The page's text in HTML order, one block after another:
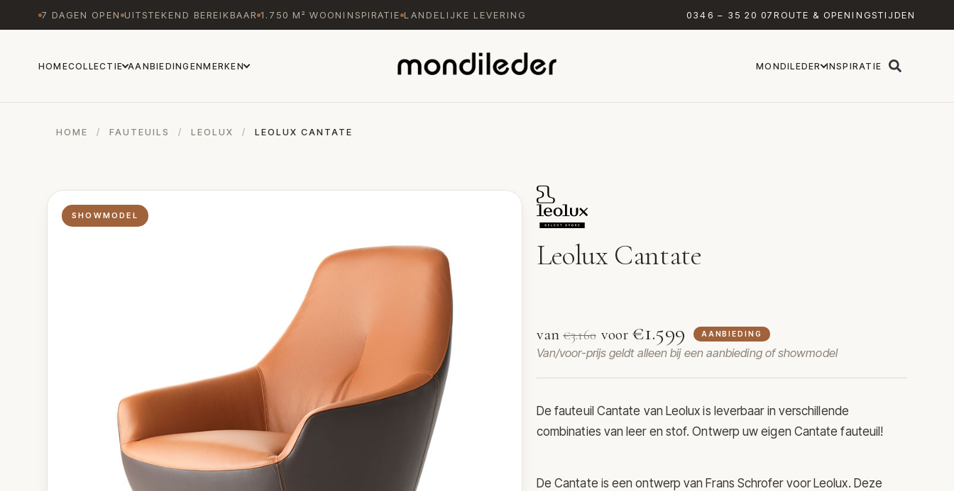
7 DAGEN OPEN UITSTEKEND BEREIKBAAR 1.750 M² WOONINSPIRATIE LANDELIJKE LEVERING 0346 – 35 20 07ROUTE & OPENINGSTIJDEN
HOMECOLLECTIE AANBIEDINGENMERKEN MONDILEDER INSPIRATIE
HOME / FAUTEUILS / LEOLUX / LEOLUX CANTATE
SHOWMODEL
Leolux Cantate
van€3.160 voor €1.599 AANBIEDING
Van/voor-prijs geldt alleen bij een aanbieding of showmodel
De fauteuil Cantate van Leolux is leverbaar in verschillende
combinaties van leer en stof. Ontwerp uw eigen Cantate fauteuil!
De Cantate is een ontwerp van Frans Schrofer voor Leolux. Deze